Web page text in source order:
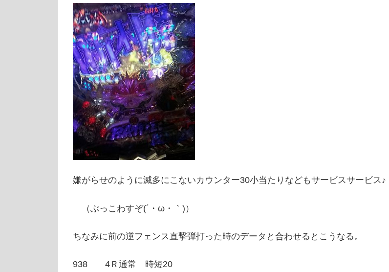
嫌がらせのように滅多にこないカウンター30小当たりなどもサービスサービス♪
（ぶっこわすぞ(´・ω・｀)）
ちなみに前の逆フェンス直撃弾打った時のデータと合わせるとこうなる。
938 4Ｒ通常 時短20